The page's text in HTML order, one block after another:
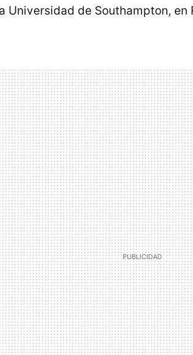
Universidad de Southampton, en